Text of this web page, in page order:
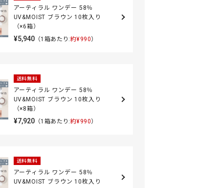
アーティラル ワンデー 58％
UV&MOIST ブラウン 10枚入り
（×6箱）
¥5,940（1箱あたり:約¥990）
送料無料
アーティラル ワンデー 58％
UV&MOIST ブラウン 10枚入り
（×8箱）
¥7,920（1箱あたり:約¥990）
送料無料
アーティラル ワンデー 58％
UV&MOIST ブラウン 10枚入り